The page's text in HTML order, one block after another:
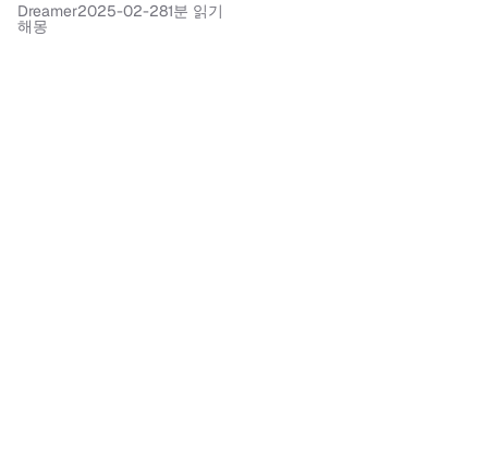
Dreamer2025-02-281분 읽기
해몽